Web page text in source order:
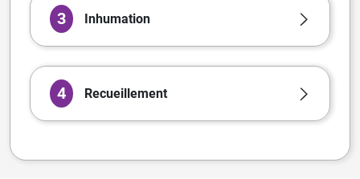
3 Inhumation
4 Recueillement